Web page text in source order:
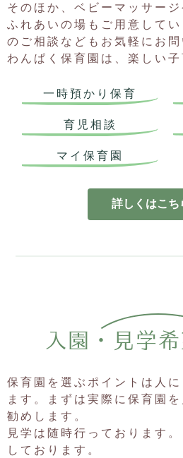
2025.01.08
２月のわんぱくのもり「ぱん作り＆
た。
2024.12.23
2024.12.19
は定員に達しました。
1月のわんぱくのもり「大根ひき」は
1月のわんぱくのもり「大根引き」日
大根の生育がまだ途中のため、1月
2024.11.14
１２月のわんぱくのもり「音楽コン
2024.11.13
12月のわんぱくのもり「クリスマス
曜日に行います。
2024.11.12
１１月１４日（木）のふれあいのも
名空きが出ました。ご希望の方はお
そのほか、ベビーマッサー
ふれあいの場もご用意して
のご相談などもお気軽にお問
わんぱく保育園は、楽しい子
一時預かり保育
育児相談
マイ保育園
詳しくはこ
入園・見学
保育園を選ぶポイントは人
ます。まずは実際に保育園
勧めします。
見学は随時行っております
しております。